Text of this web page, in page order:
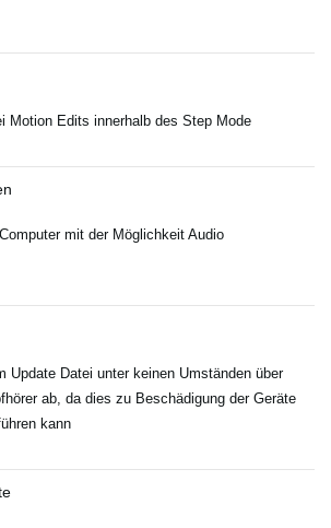
Motion Edits innerhalb des Step Mode
mit der Möglichkeit Audio
Update Datei unter keinen Umständen über
ab, da dies zu Beschädigung der Geräte
kann